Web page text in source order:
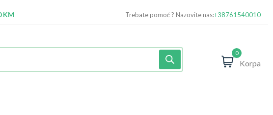
KM
Trebate pomoć ? Nazovite nas:+38761540010
0
Korpa